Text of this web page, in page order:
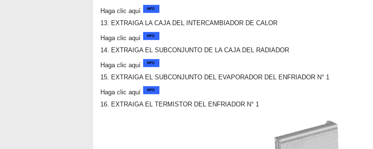
Haga clic aquí
13. EXTRAIGA LA CAJA DEL INTERCAMBIADOR DE CALOR
Haga clic aquí
14. EXTRAIGA EL SUBCONJUNTO DE LA CAJA DEL RADIADOR
Haga clic aquí
15. EXTRAIGA EL SUBCONJUNTO DEL EVAPORADOR DEL ENFRIADOR N° 1
Haga clic aquí
16. EXTRAIGA EL TERMISTOR DEL ENFRIADOR N° 1